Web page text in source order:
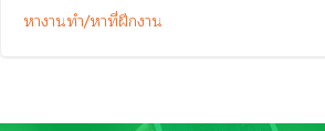
หางานทำ/หาที่ฝึกงาน